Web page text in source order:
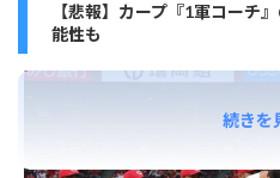
【悲報】カープ『1軍コーチ
能性も
続きを